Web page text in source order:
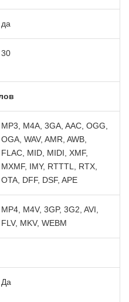
да
30
MP3, M4A, 3GA, AAC, OGG,
OGA, WAV, AMR, AWB,
FLAC, MID, MIDI, XMF,
MXMF, IMY, RTTTL, RTX,
OTA, DFF, DSF, APE
MP4, M4V, 3GP, 3G2, AVI,
FLV, MKV, WEBM
Да